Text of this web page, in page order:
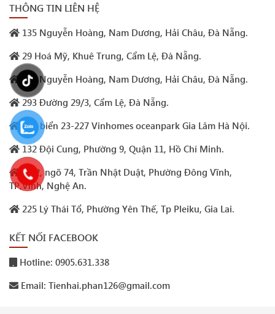
THÔNG TIN LIÊN HỆ
135 Nguyễn Hoàng, Nam Dương, Hải Châu, Đà Nẵng.
29 Hoá Mỹ, Khuê Trung, Cẩm Lệ, Đà Nẵng.
105 Nguyễn Hoàng, Nam Dương, Hải Châu, Đà Nẵng.
293 Đường 29/3, Cẩm Lệ, Đà Nẵng.
Sao biển 23-227 Vinhomes oceanpark Gia Lâm Hà Nội.
132 Đội Cung, Phường 9, Quận 11, Hồ Chí Minh.
Số 2, ngõ 74, Trần Nhật Duật, Phường Đông Vĩnh,
TP.Vinh, Nghệ An.
225 Lý Thái Tổ, Phường Yên Thế, Tp Pleiku, Gia Lai.
KẾT NỐI FACEBOOK
Hotline: 0905.631.338
Email: Tienhai.phan126@gmail.com